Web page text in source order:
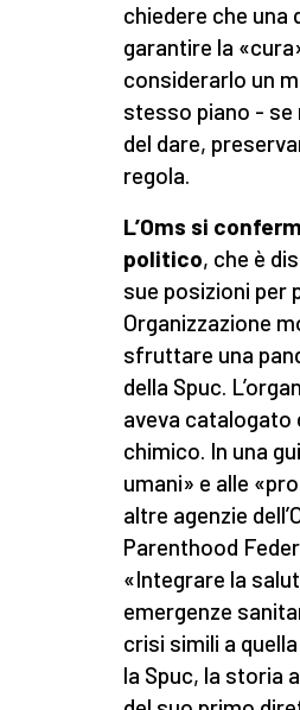
chiedere che una
garantire la
considerarlo un
stesso piano -
del dare,
regola.
L’Oms si
politico, che è
sue posizioni per
Organizzazione
sfruttare una
della Spuc.
aveva catalogato
chimico. In una
umani» e alle
altre agenzie
Parenthood
«Integrare la
emergenze
crisi simili a
la Spuc, la storia